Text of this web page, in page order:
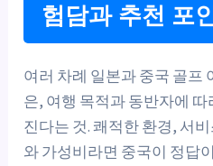
험담과 추천 포
여러 차례 일본과 중국 골프
은, 여행 목적과 동반자에
진다는 것. 쾌적한 환경, 서
와 가성비라면 중국이 정답